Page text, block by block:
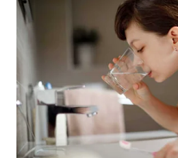
PADANG
LAWAS
SUMEDANG
WN
CIANJUR